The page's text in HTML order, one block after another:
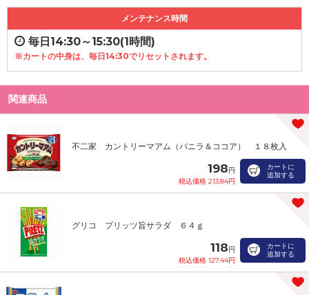
メンテナンス時間
毎日14:30～15:30(1時間)
※カートの中身は、毎日14:30でリセットされます。
関連商品
不二家 カントリーマアム（バニラ＆ココア） １８枚入
198円
税込価格 213.84円
カートに
追加する
グリコ プリッツ旨サラダ ６４ｇ
118円
税込価格 127.44円
カートに
追加する